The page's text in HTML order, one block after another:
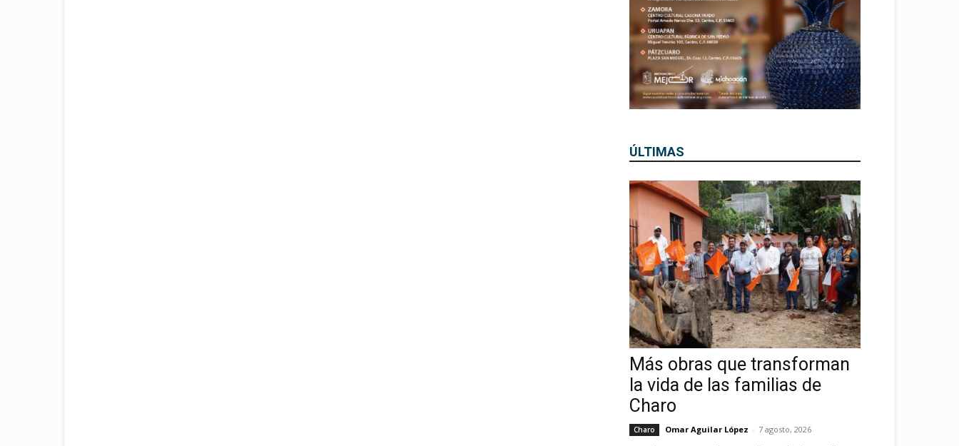
ÚLTIMAS
Más obras que transforman
la vida de las familias de
Charo
Charo Omar Aguilar López - 7 agosto, 2026